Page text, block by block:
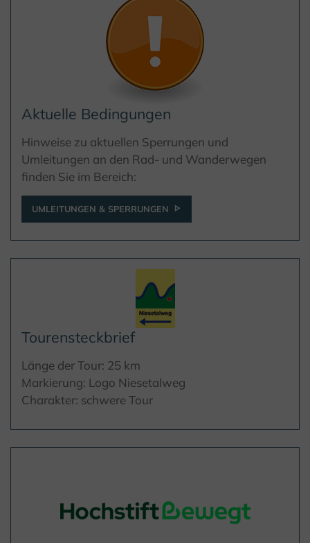
Aktuelle Bedingungen
Hinweise zu aktuellen Sperrungen und
Umleitungen an den Rad- und Wanderwegen
finden Sie im Bereich:
UMLEITUNGEN & SPERRUNGEN
Tourensteckbrief
Länge der Tour: 25 km
Markierung: Logo Niesetalweg
Charakter: schwere Tour